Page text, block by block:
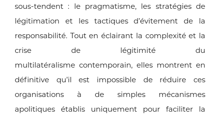
sous-tendent : le pragmatisme, les stratégies de
légitimation et les tactiques d’évitement de la
responsabilité. Touten éclairant la complexité et la
crise de légitimité du
multilatéralisme contemporain, elles montrent en
définitive qu’il est impossible de réduire ces
organisations à de simples mécanismes
apolitiques établis uniquement pour faciliter la